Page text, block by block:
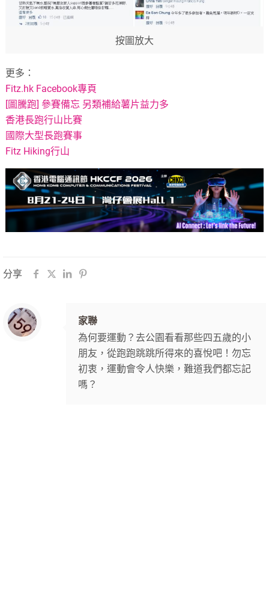
按圖放大
更多：
Fitz.hk Facebook專頁
[圖騰跑] 參賽備忘 另類補給薯片益力多
香港長跑行山比賽
國際大型長跑賽事
Fitz Hiking行山
分享
家聯
為何要運動？去公園看看那些四五歲的小
朋友，從跑跑跳跳所得來的喜悅吧！勿忘
初衷，運動會令人快樂，難道我們都忘記
嗎？